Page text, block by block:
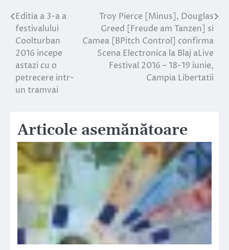
Navigare
în
articole
Editia a 3-a a
festivalului
Coolturban
2016 incepe
astazi cu o
petrecere intr-
un tramvai
Troy Pierce [Minus], Douglas
Greed [Freude am Tanzen] si
Camea [BPitch Control] confirma
Scena Electronica la Blaj aLive
Festival 2016 – 18-19 iunie,
Campia Libertatii
Articole asemănătoare